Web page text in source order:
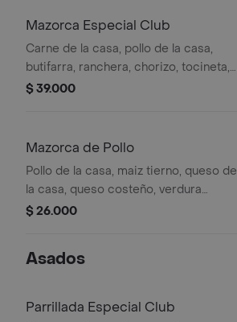
Mazorca Especial Club
Carne de la casa, pollo de la casa,
butifarra, ranchera, chorizo, tocineta,
maiztierno, queso de lacasa,
$ 39.000
Mazorca de Pollo
Pollo de la casa, maiz tierno, queso de
la casa, queso costeño, verdura
fresca (lechuga), papa cabello de
$ 26.000
Asados
Parrillada Especial Club